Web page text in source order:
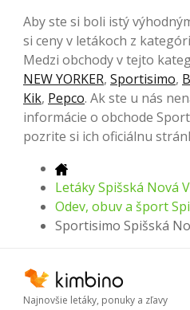
Aby ste si boli istý
si ceny v letákoch z
Medzi obchody v tejto
NEW YORKER, Sportisimo,
Kik, Pepco. Ak ste u nás
informácie o obchode
pozrite si ich oficiálnu
Letáky Spišská Nová
Odev, obuv a šport
Sportisimo Spišská
Najnovšie letáky, ponuky a zľavy